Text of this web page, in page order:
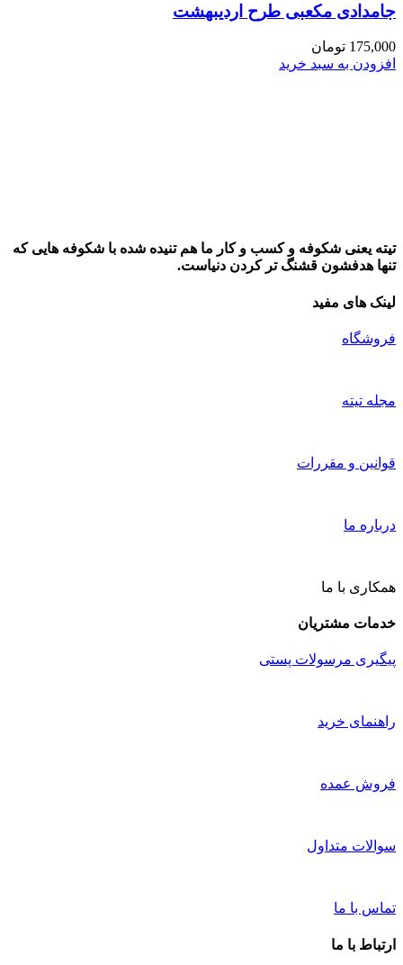
جامدادی مکعبی طرح اردیبهشت
175,000 تومان
افزودن به سبد خرید
تیته یعنی شکوفه و کسب و کار ما هم تنیده شده با شکوفه هایی که
تنها هدفشون قشنگ تر کردن دنیاست.
لینک های مفید
فروشگاه
مجله تیته
قوانین و مقررات
درباره ما
همکاری با ما
خدمات مشتریان
پیگیری مرسولات پستی
راهنمای خرید
فروش عمده
سوالات متداول
تماس با ما
ارتباط با ما